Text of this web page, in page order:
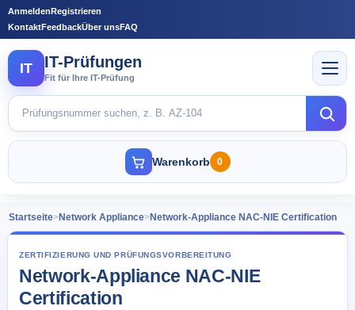
AnmeldenRegistrieren
KontaktFeedbackÜber unsFAQ
IT IT-Prüfungen
Fit für Ihre IT-Prüfung
Warenkorb 0
Startseite>Network Appliance>Network-Appliance NAC-NIE Certification
ZERTIFIZIERUNG UND PRÜFUNGSVORBEREITUNG
Network-Appliance NAC-NIE
Certification